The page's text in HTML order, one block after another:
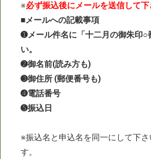
※必ず振込後にメールを送信して下
■メールへの記載事項
➊メール件名に「十二月の御朱印○
い。
➋御名前(読み方も)
➌御住所 (郵便番号も)
➍電話番号
➎振込日
※振込名と申込名を同一にして下
す。